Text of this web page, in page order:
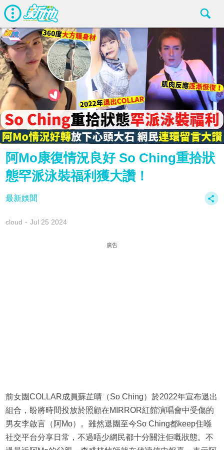
阿Mo康復情況良好 So Ching重拾狀
態罕派泳裝福利獲大讚！
最新娛聞
cloud Jul 25 2024
廣告
前女團COLLAR成員蘇芷晴（So Ching）於2022年宣布退出
組合，盼將時間投放於照顧在MIRROR紅館演唱會中受傷的
男友李啟言（阿Mo）。雖然退團至今So Ching都keep住喺
社交平台分享日常，不過唔少網民都十分關注佢嘅狀態。不